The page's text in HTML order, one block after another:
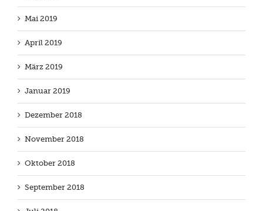
Mai 2019
April 2019
März 2019
Januar 2019
Dezember 2018
November 2018
Oktober 2018
September 2018